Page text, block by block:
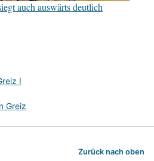
auch auswärts deutlich
I
Greiz
Zurück nach oben